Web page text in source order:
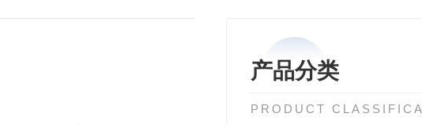
产品分类
PRODUCT